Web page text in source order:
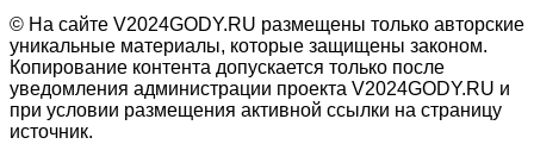
© На сайте V2024GODY.RU размещены только авторские
уникальные материалы, которые защищены законом.
Копирование контента допускается только после
уведомления администрации проекта V2024GODY.RU и
при условии размещения активной ссылки на страницу
источник.